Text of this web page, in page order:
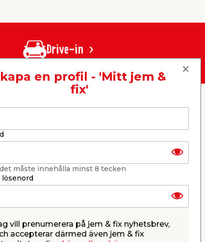
Drive-in
Läs mer om Trygg e-handel här.
en profil - 'Mitt jem &
fix'
måste innehålla minst 8 tecken
lösenord
vill prenumerera på jem & fix nyhetsbrev,
accepterar därmed även jem & fix